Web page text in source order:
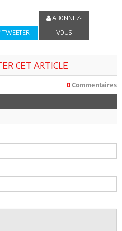
TWEETER
ABONNEZ-
VOUS
CET ARTICLE
0 Commentaires